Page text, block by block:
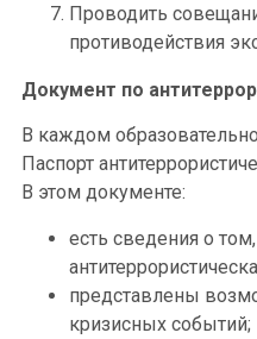
Проводить
противодействия
Документ по
В каждом
Паспорт
В этом документе:
есть сведения о
представлены
кризисных событий;